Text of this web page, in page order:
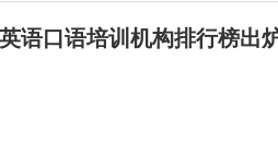
语口语培训机构排行榜出